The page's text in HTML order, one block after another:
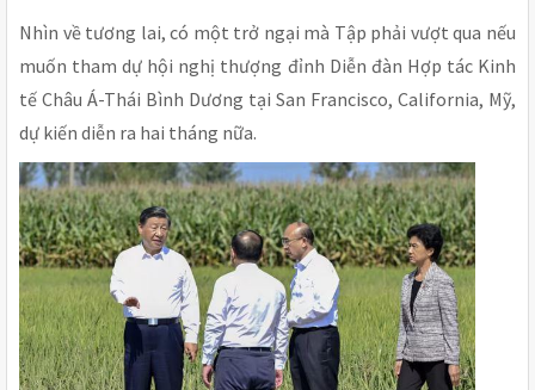
Nhìn về tương lai, có một trở ngại mà Tập phải vượt qua nếu
muốn tham dự hội nghị thượng đỉnh Diễn đàn Hợp tác Kinh
tế Châu Á-Thái Bình Dương tại San Francisco, California, Mỹ,
dự kiến diễn ra hai tháng nữa.